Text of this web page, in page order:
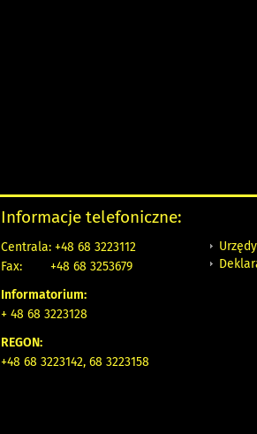
Informacje telefoniczne:
Centrala: +48 68 3223112
Fax:
+48 68 3253679
Informatorium:
+ 48 68 3223128
REGON:
+48 68 3223142, 68 3223158